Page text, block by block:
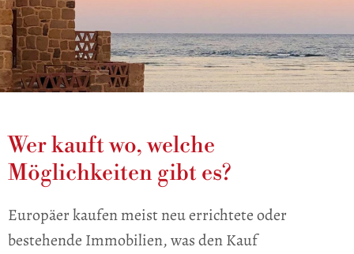
Wer kauft wo, welche
Möglichkeiten gibt es?
Europäer kaufen meist neu errichtete oder
bestehende Immobilien, was den Kauf